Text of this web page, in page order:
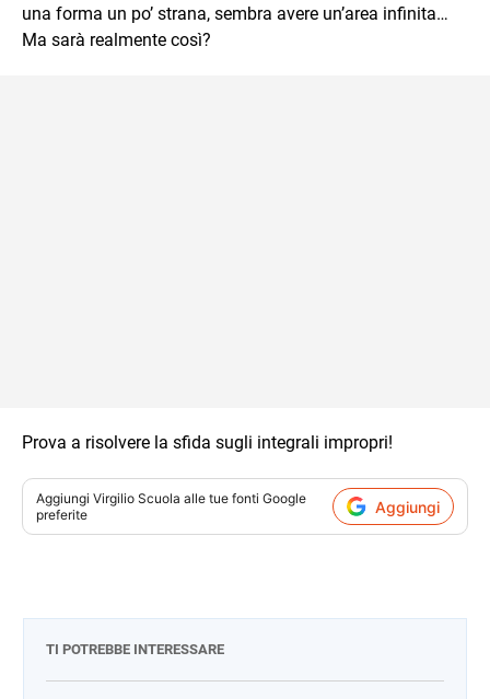
una forma un po’ strana, sembra avere un’area infinita…
Ma sarà realmente così?
Prova a risolvere la sfida sugli integrali impropri!
Aggiungi Virgilio Scuola alle tue fonti Google
preferite
Aggiungi
TI POTREBBE INTERESSARE